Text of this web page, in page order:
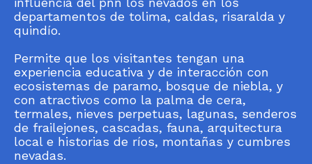
departamentos de tolima, caldas, risaralda y
quindío.
Permite que los visitantes tengan una
experiencia educativa y de interacción con
ecosistemas de paramo, bosque de niebla, y
con atractivos como la palma de cera,
termales, nieves perpetuas, lagunas, senderos
de frailejones, cascadas, fauna, arquitectura
local e historias de ríos, montañas y cumbres
nevadas.